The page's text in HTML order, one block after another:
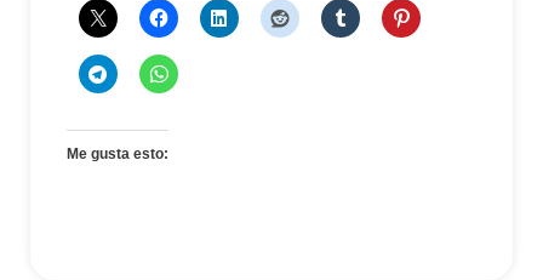
Me gusta esto: